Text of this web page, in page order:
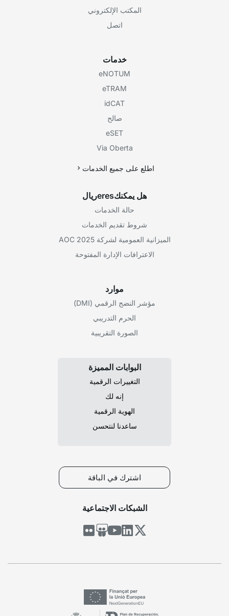
المكتب الإلكتروني
اتصل
خدمات
eNOTUM
eTRAM
idCAT
صالح
eSET
Via Oberta
اطلع على جميع الخدمات
هل يمكنكeresريال
حالة الخدمات
شروط تقديم الخدمات
الميزانية العمومية لشركة AOC 2025
الاعترافات الإدارة المفتوحة
موارد
مؤشر النضج الرقمي (DMI)
الحرم التدريبي
الصورة التقريبية
البوابات المميزة
التغييرات الرقمية
إنه لك
الهوية الرقمية
ساعدنا لنتحسن
اشترك في الباقة
الشبكات الاجتماعية